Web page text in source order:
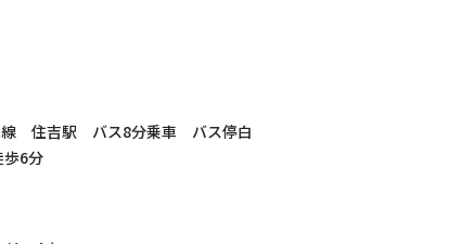
線 住吉駅 バス8分乗車 バス停白
6分